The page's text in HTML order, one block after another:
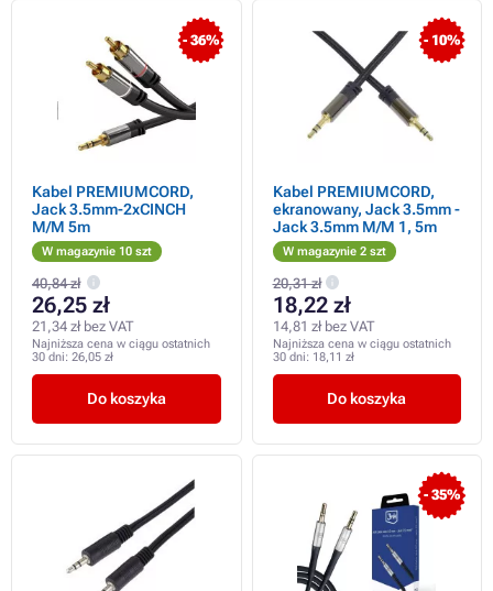
- 36%
Kabel PREMIUMCORD,
Jack 3.5mm-2xCINCH
M/M 5m
W magazynie 10 szt
40,84 zł
26,25 zł
21,34 zł bez VAT
Najniższa cena w ciągu ostatnich
30 dni: 26,05 zł
Do koszyka
- 10%
Kabel PREMIUMCORD,
ekranowany, Jack 3.5mm -
Jack 3.5mm M/M 1, 5m
W magazynie 2 szt
20,31 zł
18,22 zł
14,81 zł bez VAT
Najniższa cena w ciągu ostatnich
30 dni: 18,11 zł
Do koszyka
- 35%